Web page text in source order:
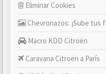
Eliminar Cookies
Chevronazos: ¡Sube tus
Macro KDD Citroën
Caravana Citroën a París